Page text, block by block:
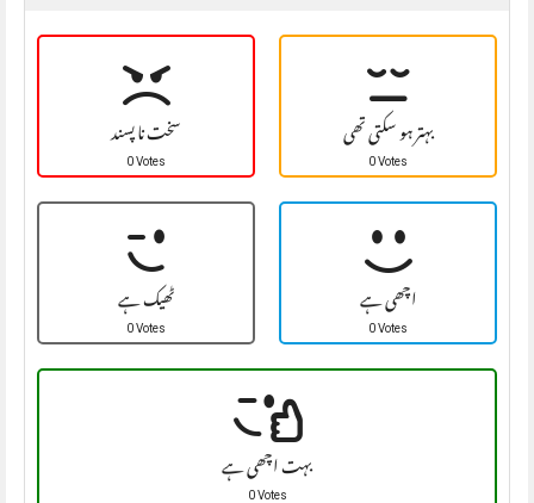
سخت نا پسند
0 Votes بہتر ہو سکتی تھی
0 Votes
ٹھیک ہے
0 Votes اچھی ہے
0 Votes
بہت اچھی ہے
0 Votes